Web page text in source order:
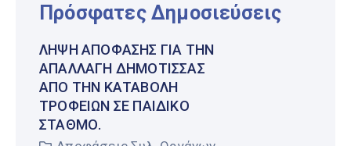
Πρόσφατες Δημοσιεύσεις
ΛΉΨΗ ΑΠΌΦΑΣΗΣ ΓΙΑ ΤΗΝ
ΑΠΑΛΛΑΓΉ ΔΗΜΌΤΙΣΣΑΣ
ΑΠΌ ΤΗΝ ΚΑΤΑΒΟΛΉ
ΤΡΟΦΕΊΩΝ ΣΕ ΠΑΙΔΙΚΌ
ΣΤΑΘΜΌ.